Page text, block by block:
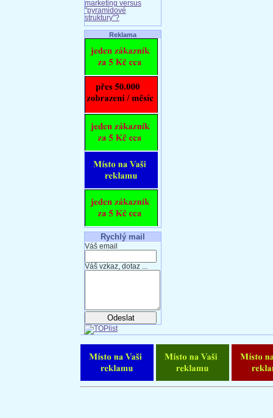
marketing versus
"pyramidové
struktury"?
Reklama
Rychlý mail
Váš email
Váš vzkaz, dotaz ...